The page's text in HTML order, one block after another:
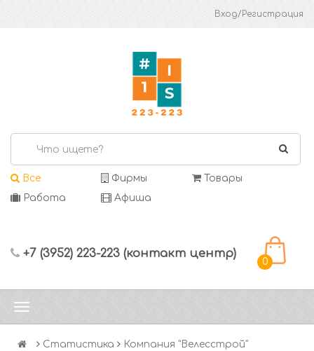
Вход/Регистрация
Все Фирмы
Товары
Работа
Афиша
+7 (3952) 223-223 (контакт центр)
0
Статистика
Компания "Велесстрой"